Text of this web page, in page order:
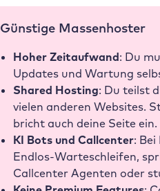
Günstige Massenhoster
Hoher Zeitaufwand: Du
Updates und Wartung
Shared Hosting: Du teilst
vielen anderen Websites.
bricht auch deine Seite ein.
KI Bots und Callcenter: Bei
Endlos-Warteschleifen,
Callcenter Agenten oder